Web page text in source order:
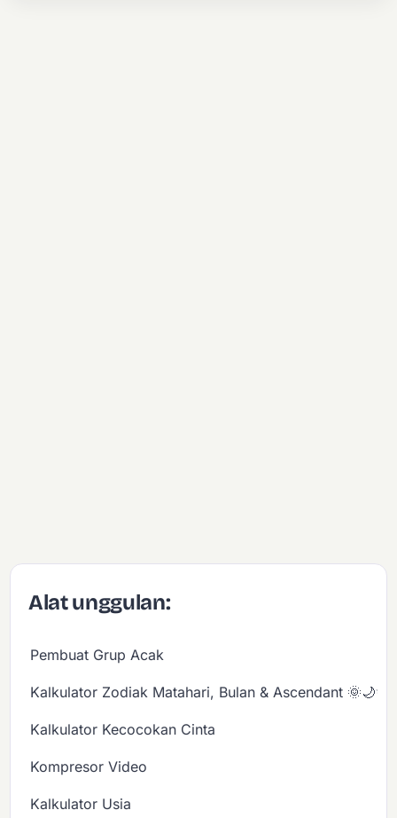
Alat unggulan:
Pembuat Grup Acak
Kalkulator Zodiak Matahari, Bulan & Ascendant 🌞🌙✨
Kalkulator Kecocokan Cinta
Kompresor Video
Kalkulator Usia